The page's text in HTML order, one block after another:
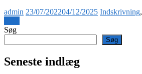
admin 23/07/202204/12/2025 Indskrivning,
Søg
Søg
Seneste indlæg